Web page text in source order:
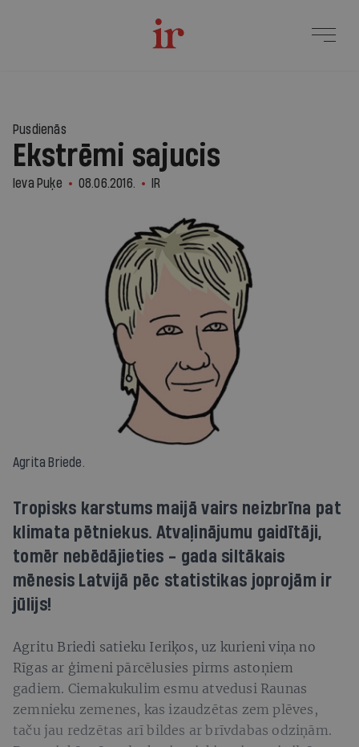
Pusdienās
Ekstrēmi sajucis
Ieva Puķe 08.06.2016. IR
Agrita Briede.
Tropisks karstums maijā vairs neizbrīna pat
klimata pētniekus. Atvaļinājumu gaidītāji,
tomēr nebēdājieties - gada siltākais
mēnesis Latvijā pēc statistikas joprojām ir
jūlijs!
Agritu Briedi satieku Ieriķos, uz kurieni viņa no
Rīgas ar ģimeni pārcēlusies pirms astoņiem
gadiem. Ciemakukulim esmu atvedusi Raunas
zemnieku zemenes, kas izaudzētas zem plēves,
taču jau redzētas arī bildes ar brīvdabas odziņām.